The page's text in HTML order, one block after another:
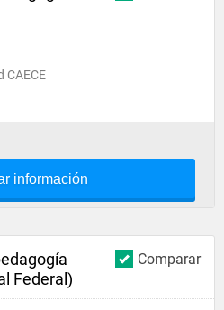
CAECE
información
Comparar
Federal)